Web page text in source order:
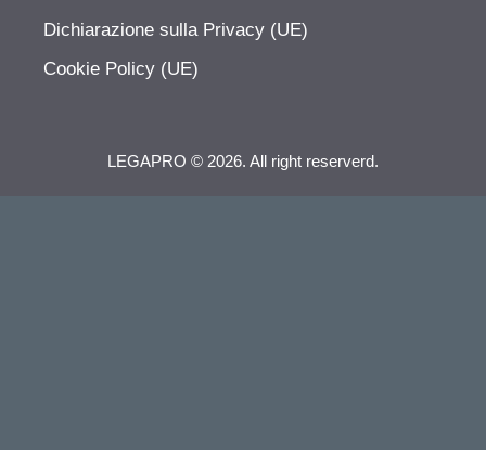
Dichiarazione sulla Privacy (UE)
Cookie Policy (UE)
LEGAPRO © 2026. All right reserverd.